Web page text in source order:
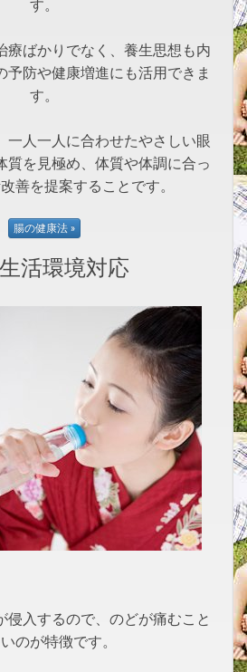
す。
療ばかりでなく、養生思想も内
予防や健康増進にも活用できま
す。
一人一人に合わせたやさしい眼
質を見極め、体質や体調に合っ
善を提案することです。
活環境対応
侵入するので、のどが痛むこと
のが特徴です。